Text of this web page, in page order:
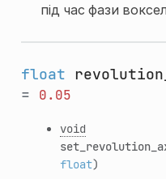
під час фази
float
=
0.05
void
float)